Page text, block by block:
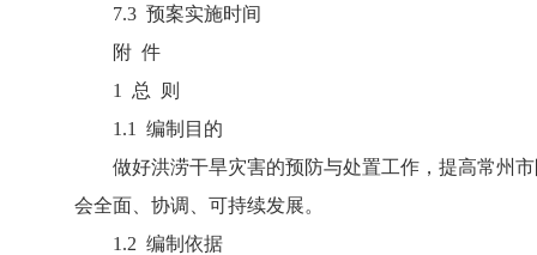
7.3 预案实施时间
附 件
1 总 则
1.1 编制目的
做好洪涝干旱灾害的预防与处置工作，提高常州市
会全面、协调、可持续发展。
1.2 编制依据